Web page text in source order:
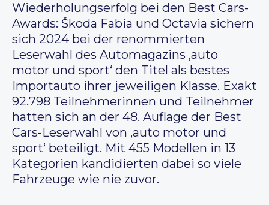
Wiederholungserfolg bei den Best Cars-
Awards: Škoda Fabia und Octavia sichern
sich 2024 bei der renommierten
Leserwahl des Automagazins ‚auto
motor und sport‘ den Titel als bestes
Importauto ihrer jeweiligen Klasse. Exakt
92.798 Teilnehmerinnen und Teilnehmer
hatten sich an der 48. Auflage der Best
Cars-Leserwahl von ‚auto motor und
sport‘ beteiligt. Mit 455 Modellen in 13
Kategorien kandidierten dabei so viele
Fahrzeuge wie nie zuvor.